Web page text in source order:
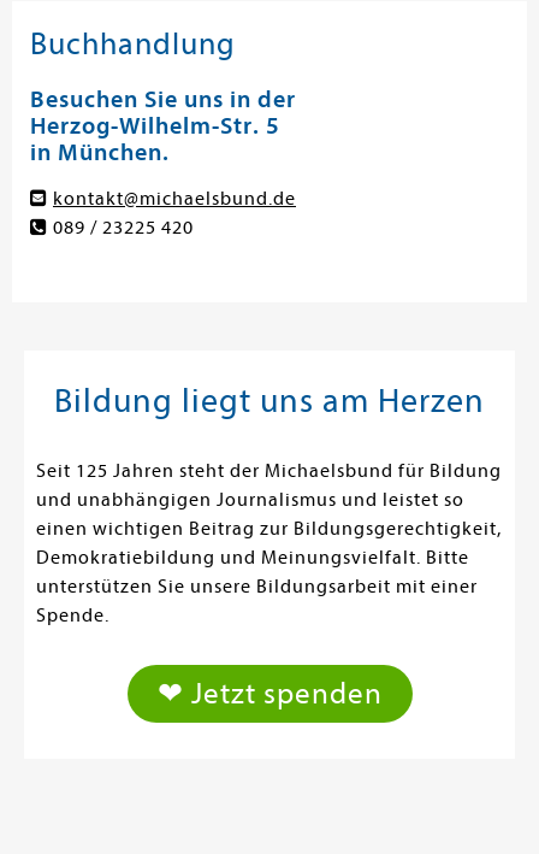
Buchhandlung
Besuchen Sie uns in der
Herzog-Wilhelm-Str. 5
in München.
kontakt@michaelsbund.de
089 / 23225 420
Bildung liegt uns am Herzen
Seit 125 Jahren steht der Michaelsbund für Bildung
und unabhängigen Journalismus und leistet so
einen wichtigen Beitrag zur Bildungsgerechtigkeit,
Demokratiebildung und Meinungsvielfalt. Bitte
unterstützen Sie unsere Bildungsarbeit mit einer
Spende.
❤ Jetzt spenden